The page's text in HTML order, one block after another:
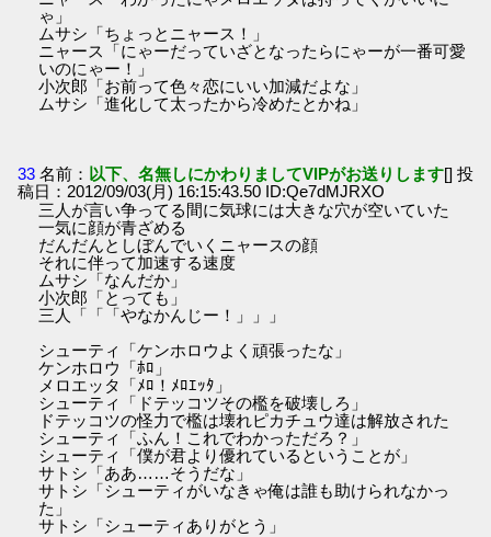
ゃ」
ムサシ「ちょっとニャース！」
ニャース「にゃーだっていざとなったらにゃーが一番可愛
いのにゃー！」
小次郎「お前って色々恋にいい加減だよな」
ムサシ「進化して太ったから冷めたとかね」
33 名前： 以下、名無しにかわりましてVIPがお送りします[] 投
稿日：2012/09/03(月) 16:15:43.50 ID:Qe7dMJRXO
三人が言い争ってる間に気球には大きな穴が空いていた
一気に顔が青ざめる
だんだんとしぼんでいくニャースの顔
それに伴って加速する速度
ムサシ「なんだか」
小次郎「とっても」
三人「「「やなかんじー！」」」
シューティ「ケンホロウよく頑張ったな」
ケンホロウ「ﾎﾛ」
メロエッタ「ﾒﾛ！ﾒﾛｴｯﾀ」
シューティ「ドテッコツその檻を破壊しろ」
ドテッコツの怪力で檻は壊れピカチュウ達は解放された
シューティ「ふん！これでわかっただろ？」
シューティ「僕が君より優れているということが」
サトシ「ああ……そうだな」
サトシ「シューティがいなきゃ俺は誰も助けられなかっ
た」
サトシ「シューティありがとう」